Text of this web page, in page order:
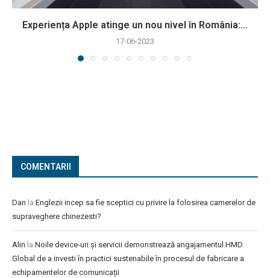
Experiența Apple atinge un nou nivel în România:...
17-06-2023
COMENTARII
Dan la Englezii incep sa fie sceptici cu privire la folosirea camerelor de
supraveghere chinezesti?
Alin la Noile device-uri și servicii demonstrează angajamentul HMD
Global de a investi în practici sustenabile în procesul de fabricare a
echipamentelor de comunicații